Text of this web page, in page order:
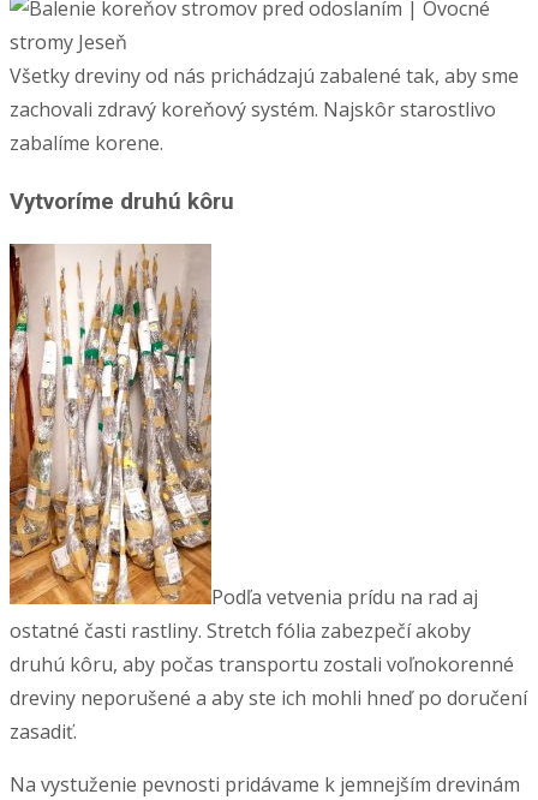
Všetky dreviny od nás prichádzajú zabalené tak, aby sme
zachovali zdravý koreňový systém. Najskôr starostlivo
zabalíme korene.
Vytvoríme druhú kôru
Podľa vetvenia prídu na rad aj
ostatné časti rastliny. Stretch fólia zabezpečí akoby
druhú kôru, aby počas transportu zostali voľnokorenné
dreviny neporušené a aby ste ich mohli hneď po doručení
zasadiť.
Na vystuženie pevnosti pridávame k jemnejším drevinám